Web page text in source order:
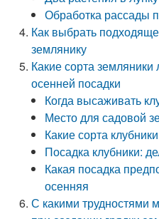
Обработка рассады
Как выбрать
землянику
Какие сорта
осенней посадки
Когда высаживать
Место для садовой
Какие сорта
Посадка клубники:
Какая посадка
осенняя
С какими трудностями